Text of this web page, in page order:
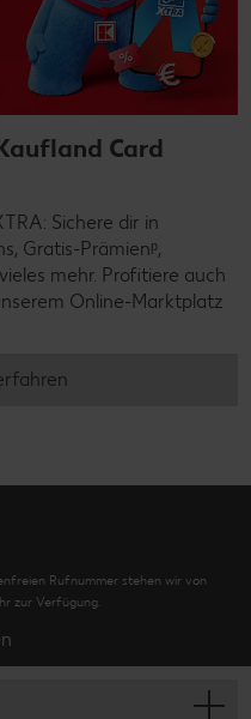
Card
Sichere dir in
Gratis-Prämienᵖ,
mehr. Profitiere auch
Online-Marktplatz
Rufnummer stehen wir von
zur Verfügung.